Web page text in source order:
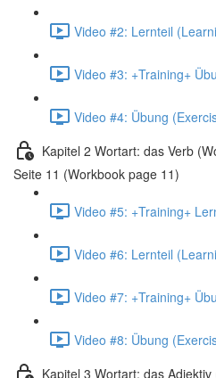
Video #2: Lernteil
Video #3: +Training+
Video #4: Übung
Kapitel 2 Wortart: das Verb
Seite 11 (Workbook page 11)
Video #5: +Training+
Video #6: Lernteil
Video #7: +Training+
Video #8: Übung
Kapitel 3 Wortart: das